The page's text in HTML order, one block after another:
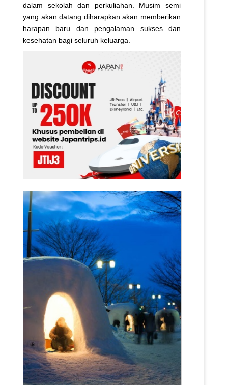
dalam sekolah dan perkuliahan. Musim semi
yang akan datang diharapkan akan memberikan
harapan baru dan pengalaman sukses dan
kesehatan bagi seluruh keluarga.